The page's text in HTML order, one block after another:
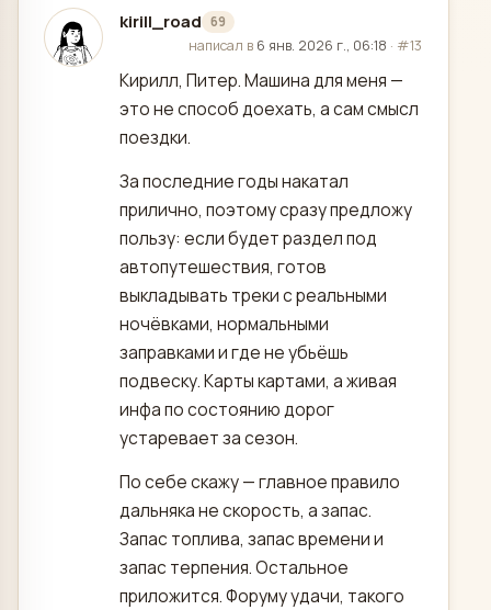
kirill_road 69
отредактировано
написал в 6 янв. 2026 г., 06:18 · #13
Кирилл, Питер. Машина для меня —
это не способ доехать, а сам смысл
поездки.
За последние годы накатал
прилично, поэтому сразу предложу
пользу: если будет раздел под
автопутешествия, готов
выкладывать треки с реальными
ночёвками, нормальными
заправками и где не убьёшь
подвеску. Карты картами, а живая
инфа по состоянию дорог
устаревает за сезон.
По себе скажу — главное правило
дальняка не скорость, а запас.
Запас топлива, запас времени и
запас терпения. Остальное
приложится. Форуму удачи, такого